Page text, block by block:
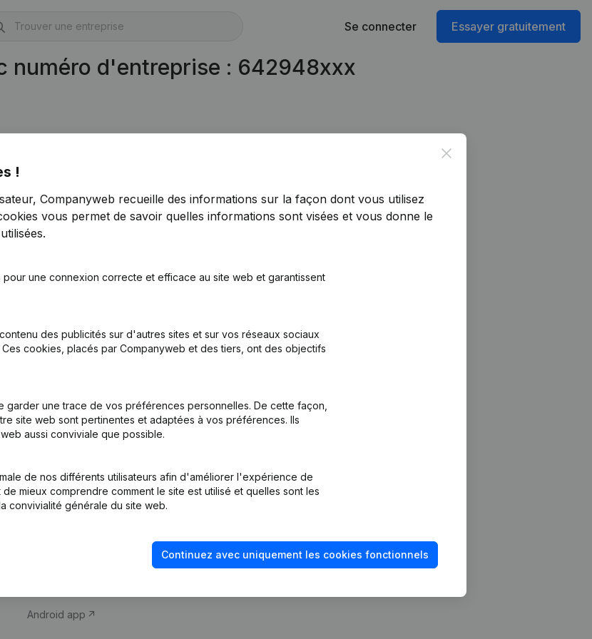
Se connecter Essayer gratuitement
numéro d'entreprise : 642948xxx
Close
!
Companyweb recueille des informations sur la façon dont vous utilisez
vous permet de savoir quelles informations sont visées et vous donne le
une connexion correcte et efficace au site web et garantissent
des publicités sur d'autres sites et sur vos réseaux sociaux
cookies, placés par Companyweb et des tiers, ont des objectifs
une trace de vos préférences personnelles. De cette façon,
site web sont pertinentes et adaptées à vos préférences. Ils
aussi conviviale que possible.
de nos différents utilisateurs afin d'améliorer l'expérience de
mieux comprendre comment le site est utilisé et quelles sont les
convivialité générale du site web.
Continuez avec uniquement les cookies fonctionnels
Produit
d’entreprise
Monitoring
Android app
fraude
Consulter des comptes annuels
Vérification de la solvabilité